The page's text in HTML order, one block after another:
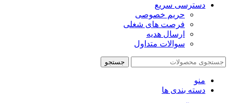
دسترسی سریع
حریم خصوصی
فرصت های شغلی
ارسال هدیه
سوالات متداول
جستجو
منو
دسته بندی ها